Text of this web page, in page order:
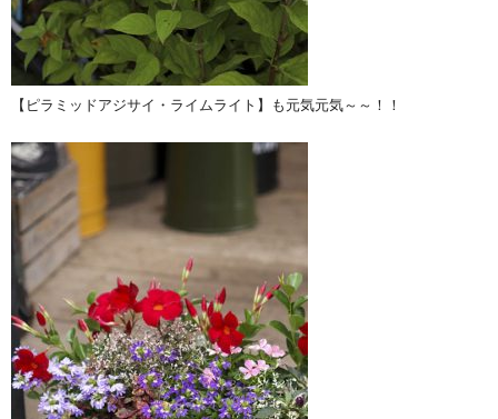
【ピラミッドアジサイ・ライムライト】も元気元気～～！！